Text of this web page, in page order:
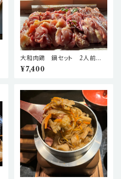
大和肉鶏 鍋セット 2人前
【じっくり味わう、大和肉鶏の極
上鍋セットを！】
¥7,400